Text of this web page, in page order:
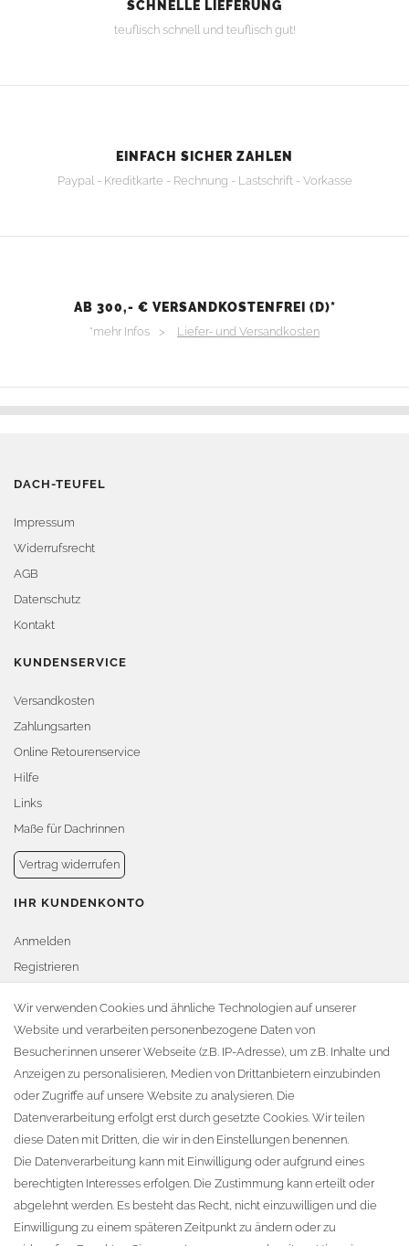
SCHNELLE LIEFERUNG
teuflisch schnell und teuflisch gut!
EINFACH SICHER ZAHLEN
Paypal - Kreditkarte - Rechnung - Lastschrift - Vorkasse
AB 300,- € VERSANDKOSTENFREI (D)*
*mehr Infos > Liefer- und Versandkosten
DACH-TEUFEL
Impressum
Widerrufsrecht
AGB
Datenschutz
Kontakt
KUNDENSERVICE
Versandkosten
Zahlungsarten
Online Retourenservice
Hilfe
Links
Maße für Dachrinnen
Vertrag widerrufen
IHR KUNDENKONTO
Anmelden
Registrieren
Warenkorb
Zur Kasse
KONTAKT
Fa. Steffen Jost
Söbrigener Weg 50
D-01796 Pirna
Telefon:+49 (0)3501 507295
info@dach-teufel.de
Wir verwenden Cookies und ähnliche Technologien auf unserer
Website und verarbeiten personenbezogene Daten von
Besucher:innen unserer Webseite (z.B. IP-Adresse), um z.B. Inhalte und
Anzeigen zu personalisieren, Medien von Drittanbietern einzubinden
oder Zugriffe auf unsere Website zu analysieren. Die
Datenverarbeitung erfolgt erst durch gesetzte Cookies. Wir teilen
diese Daten mit Dritten, die wir in den Einstellungen benennen.
Die Datenverarbeitung kann mit Einwilligung oder aufgrund eines
berechtigten Interesses erfolgen. Die Zustimmung kann erteilt oder
abgelehnt werden. Es besteht das Recht, nicht einzuwilligen und die
Einwilligung zu einem späteren Zeitpunkt zu ändern oder zu